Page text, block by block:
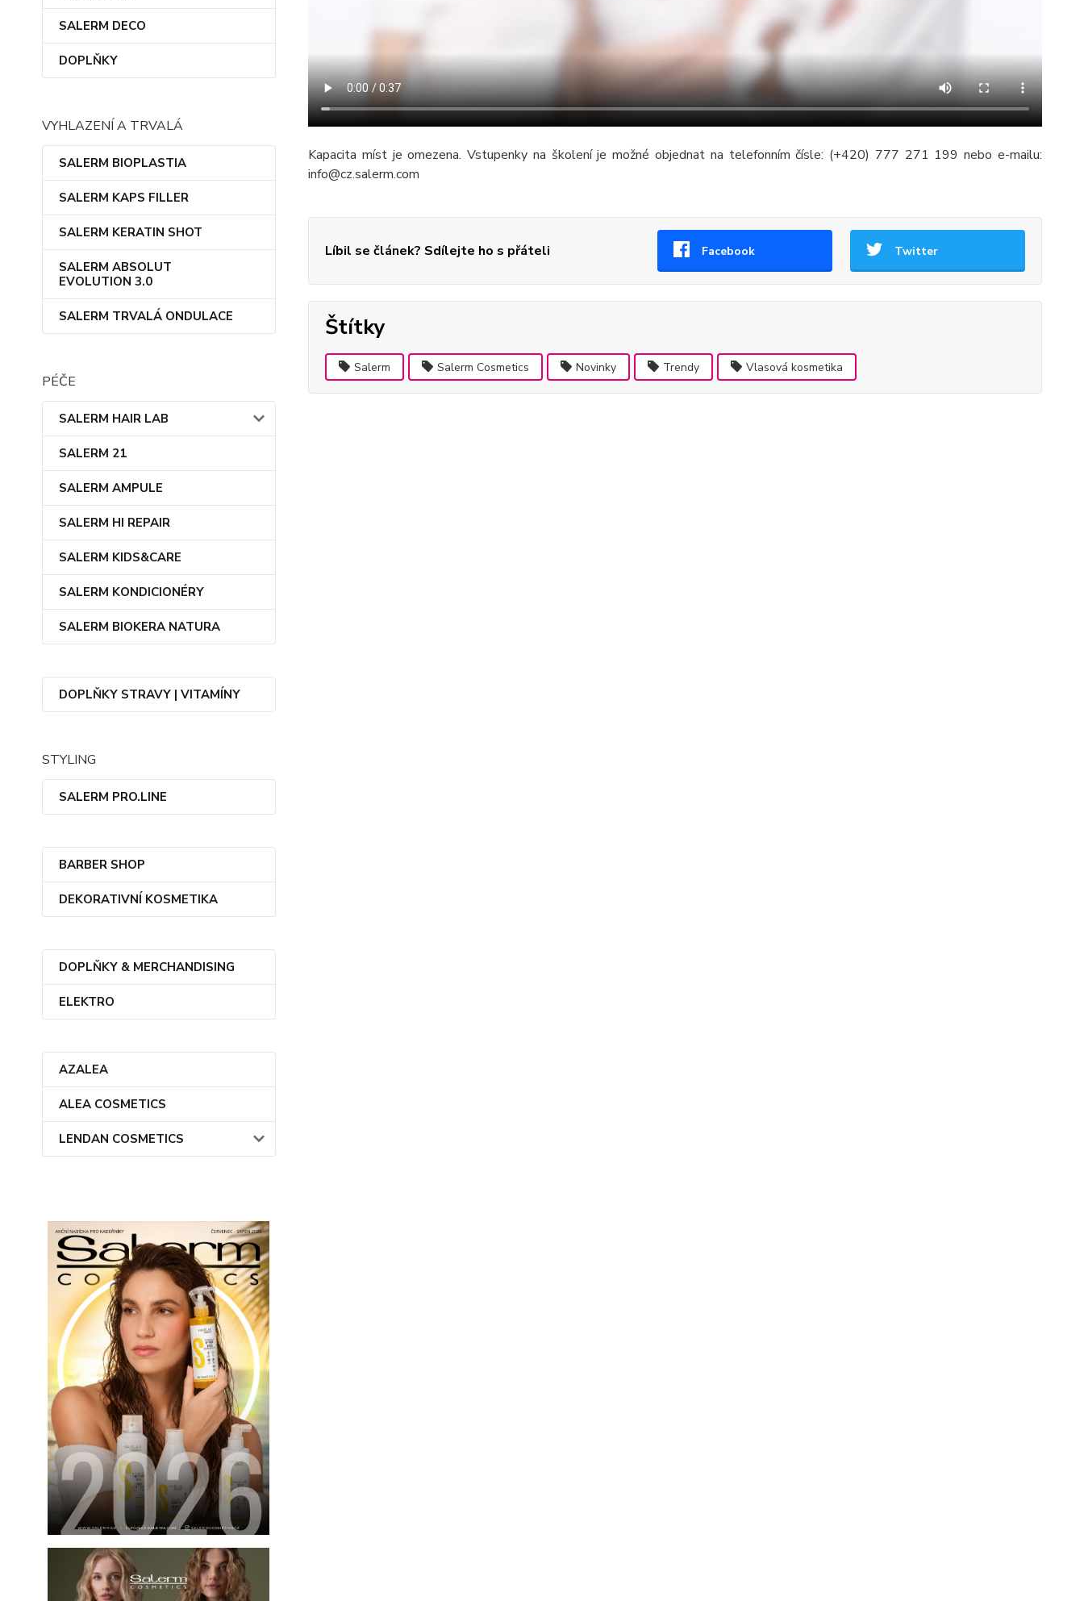
SALERM DECO
DOPLŇKY
VYHLAZENÍ A TRVALÁ
SALERM BIOPLASTIA
SALERM KAPS FILLER
SALERM KERATIN SHOT
SALERM ABSOLUT
EVOLUTION 3.0
SALERM TRVALÁ ONDULACE
PÉČE
SALERM HAIR LAB
SALERM 21
SALERM AMPULE
SALERM HI REPAIR
SALERM KIDS&CARE
SALERM KONDICIONÉRY
SALERM BIOKERA NATURA
DOPLŇKY STRAVY | VITAMÍNY
STYLING
SALERM PRO.LINE
BARBER SHOP
DEKORATIVNÍ KOSMETIKA
DOPLŇKY & MERCHANDISING
ELEKTRO
AZALEA
ALEA COSMETICS
LENDAN COSMETICS
Kapacita míst je omezena. Vstupenky na školení je možné objednat na telefonním čísle: (+420) 777 271 199 nebo e-mailu:
info@cz.salerm.com
Líbil se článek? Sdílejte ho s přáteli Facebook Twitter
Štítky
Salerm Salerm Cosmetics Novinky Trendy Vlasová kosmetika